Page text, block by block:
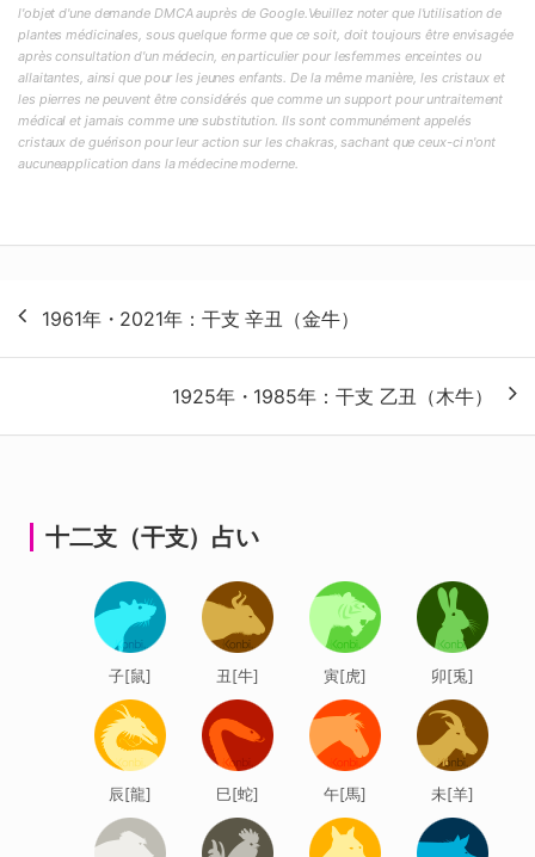
l'objet d'une demande DMCA auprès de Google.Veuillez noter que l'utilisation de
plantes médicinales, sous quelque forme que ce soit, doit toujours être envisagée
après consultation d'un médecin, en particulier pour lesfemmes enceintes ou
allaitantes, ainsi que pour les jeunes enfants. De la même manière, les cristaux et
les pierres ne peuvent être considérés que comme un support pour untraitement
médical et jamais comme une substitution. Ils sont communément appelés
cristaux de guérison pour leur action sur les chakras, sachant que ceux-ci n'ont
aucuneapplication dans la médecine moderne.
稿
ナ
ゲ
1961年・2021年：干支 辛丑（金牛）
1925年・1985年：干支 乙丑（木牛）
十二支（干支）占い
子[鼠] 丑[牛] 寅[虎] 卯[兎]
辰[龍] 巳[蛇] 午[馬] 未[羊]